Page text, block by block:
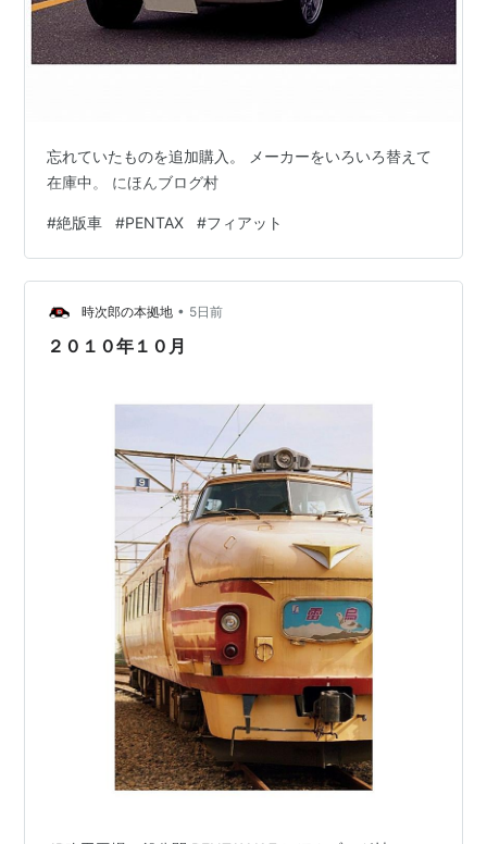
忘れていたものを追加購入。 メーカーをいろいろ替えて
在庫中。 にほんブログ村
#絶版車 #PENTAX #フィアット
時次郎の本拠地 • 5日前
２０１０年１０月